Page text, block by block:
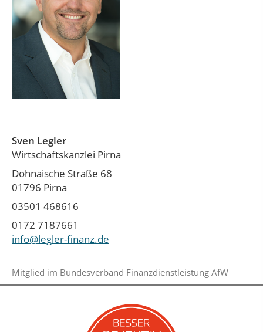
Sven Legler
Wirtschaftskanzlei Pirna
Dohnaische Straße 68
01796 Pirna
03501 468616
0172 7187661
info@legler-finanz.de
Mitglied im Bundesverband Finanzdienstleistung AfW